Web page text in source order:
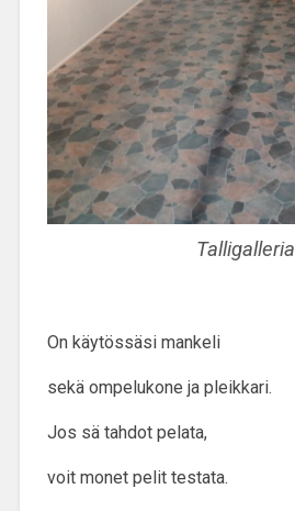
Talligalleria
On käytössäsi mankeli
sekä ompelukone ja pleikkari.
Jos sä tahdot pelata,
voit monet pelit testata.